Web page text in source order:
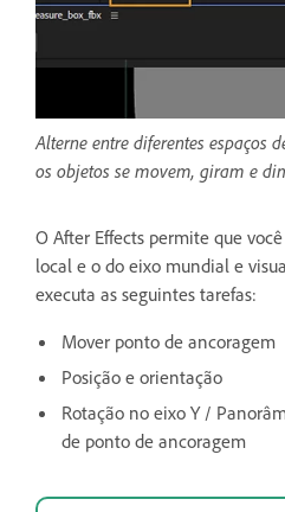
Alterne entre diferentes espaços
os objetos se movem, giram e
O After Effects permite que
local e o do eixo mundial e
executa as seguintes tarefas:
Mover ponto de ancoragem
Posição e orientação
Rotação no eixo Y /
de ponto de ancoragem